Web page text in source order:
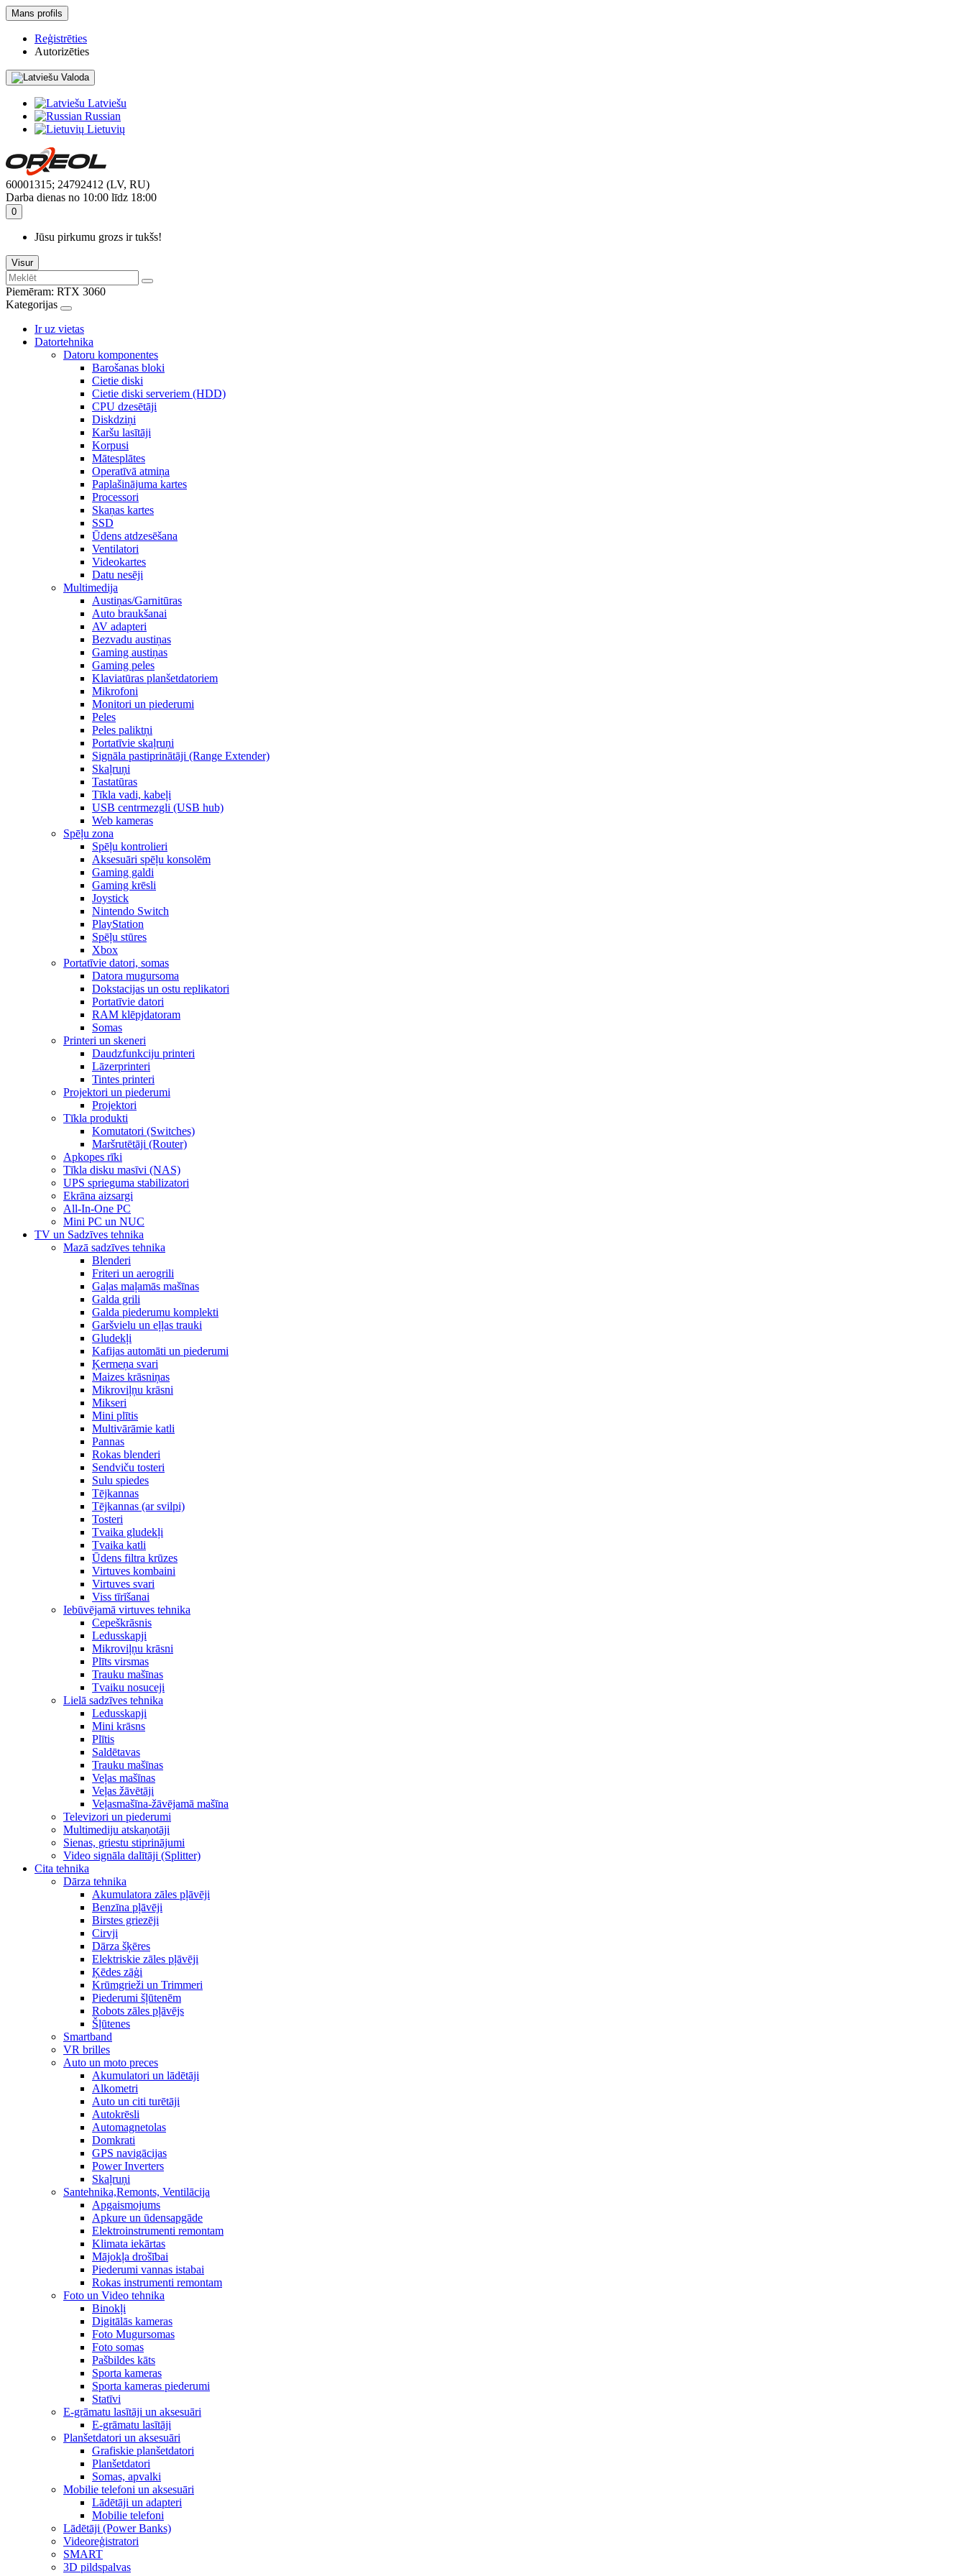
Mans profils
Reģistrēties
Autorizēties
Valoda
Latviešu
Russian
Lietuvių
60001315; 24792412 (LV, RU)
Darba dienas no 10:00 līdz 18:00
0
Jūsu pirkumu grozs ir tukšs!
Visur
Piemēram: RTX 3060
Kategorijas
Ir uz vietas
Datortehnika
Datoru komponentes
Barošanas bloki
Cietie diski
Cietie diski serveriem (HDD)
CPU dzesētāji
Diskdziņi
Karšu lasītāji
Korpusi
Mātesplātes
Operatīvā atmiņa
Paplašinājuma kartes
Processori
Skaņas kartes
SSD
Ūdens atdzesēšana
Ventilatori
Videokartes
Datu nesēji
Multimedija
Austiņas/Garnitūras
Auto braukšanai
AV adapteri
Bezvadu austiņas
Gaming austiņas
Gaming peles
Klaviatūras planšetdatoriem
Mikrofoni
Monitori un piederumi
Peles
Peles paliktņi
Portatīvie skaļruņi
Signāla pastiprinātāji (Range Extender)
Skaļruņi
Tastatūras
Tīkla vadi, kabeļi
USB centrmezgli (USB hub)
Web kameras
Spēļu zona
Spēļu kontrolieri
Aksesuāri spēļu konsolēm
Gaming galdi
Gaming krēsli
Joystick
Nintendo Switch
PlayStation
Spēļu stūres
Xbox
Portatīvie datori, somas
Datora mugursoma
Dokstacijas un ostu replikatori
Portatīvie datori
RAM klēpjdatoram
Somas
Printeri un skeneri
Daudzfunkciju printeri
Lāzerprinteri
Tintes printeri
Projektori un piederumi
Projektori
Tīkla produkti
Komutatori (Switches)
Maršrutētāji (Router)
Apkopes rīki
Tīkla disku masīvi (NAS)
UPS sprieguma stabilizatori
Ekrāna aizsargi
All-In-One PC
Mini PC un NUC
TV un Sadzīves tehnika
Mazā sadzīves tehnika
Blenderi
Friteri un aerogrili
Gaļas maļamās mašīnas
Galda grili
Galda piederumu komplekti
Garšvielu un eļļas trauki
Gludekļi
Kafijas automāti un piederumi
Ķermeņa svari
Maizes krāsniņas
Mikroviļņu krāsni
Mikseri
Mini plītis
Multivārāmie katli
Pannas
Rokas blenderi
Sendviču tosteri
Sulu spiedes
Tējkannas
Tējkannas (ar svilpi)
Tosteri
Tvaika gludekļi
Tvaika katli
Ūdens filtra krūzes
Virtuves kombaini
Virtuves svari
Viss tīrīšanai
Iebūvējamā virtuves tehnika
Cepeškrāsnis
Ledusskapji
Mikroviļņu krāsni
Plīts virsmas
Trauku mašīnas
Tvaiku nosuceji
Lielā sadzīves tehnika
Ledusskapji
Mini krāsns
Plītis
Saldētavas
Trauku mašīnas
Veļas mašīnas
Veļas žāvētāji
Veļasmašīna-žāvējamā mašīna
Televizori un piederumi
Multimediju atskaņotāji
Sienas, griestu stiprinājumi
Video signāla dalītāji (Splitter)
Cita tehnika
Dārza tehnika
Akumulatora zāles pļāvēji
Benzīna pļāvēji
Birstes griezēji
Cirvji
Dārza šķēres
Elektriskie zāles pļāvēji
Ķēdes zāģi
Krūmgrieži un Trimmeri
Piederumi šļūtenēm
Robots zāles pļāvējs
Šļūtenes
Smartband
VR brilles
Auto un moto preces
Akumulatori un lādētāji
Alkometri
Auto un citi turētāji
Autokrēsli
Automagnetolas
Domkrati
GPS navigācijas
Power Inverters
Skaļruņi
Santehnika,Remonts, Ventilācija
Apgaismojums
Apkure un ūdensapgāde
Elektroinstrumenti remontam
Klimata iekārtas
Mājokļa drošībai
Piederumi vannas istabai
Rokas instrumenti remontam
Foto un Video tehnika
Binokļi
Digitālās kameras
Foto Mugursomas
Foto somas
Pašbildes kāts
Sporta kameras
Sporta kameras piederumi
Statīvi
E-grāmatu lasītāji un aksesuāri
E-grāmatu lasītāji
Planšetdatori un aksesuāri
Grafiskie planšetdatori
Planšetdatori
Somas, apvalki
Mobilie telefoni un aksesuāri
Lādētāji un adapteri
Mobilie telefoni
Lādētāji (Power Banks)
Videoreģistratori
SMART
3D pildspalvas